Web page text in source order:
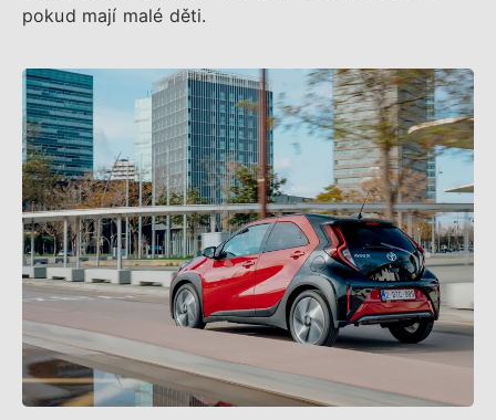
pokud mají malé děti.